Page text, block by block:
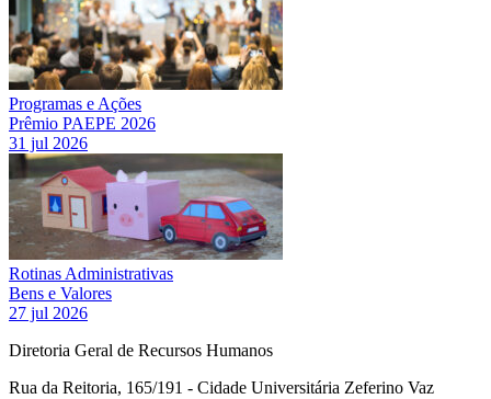
Programas e Ações
Prêmio PAEPE 2026
31 jul 2026
Rotinas Administrativas
Bens e Valores
27 jul 2026
Diretoria Geral de Recursos Humanos
Rua da Reitoria, 165/191 - Cidade Universitária Zeferino Vaz